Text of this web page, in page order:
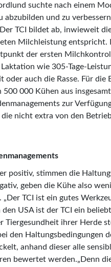
suchte nach einem
und zu
TCI bildet ab, inwieweit
Milchleistung entspricht.
der ersten
wie 305-Tage-
oder auch die Rasse. Für die
000 Kühen aus
zur
nicht extra von den
positiv, stimmen die
geben die Kühe also
TCI ist ein gutes
USA ist der TCI ein
Tiergesundheit ihrer Herde
den Haltungsbedingungen
anhand dieser alle
bewertet werden.„Denn